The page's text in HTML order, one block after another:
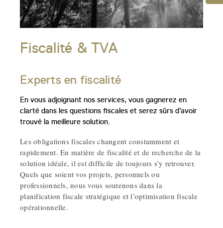
Fiscalité & TVA
Experts en fiscalité
En vous adjoignant nos services, vous gagnerez en
clarté dans les questions fiscales et serez sûrs d’avoir
trouvé la meilleure solution.
Les obligations fiscales changent constamment et
rapidement. En matière de fiscalité et de recherche de la
solution idéale, il est difficile de toujours s’y retrouver.
Quels que soient vos projets, personnels ou
professionnels, nous vous soutenons dans la
planification fiscale stratégique et l’optimisation fiscale
opérationnelle.